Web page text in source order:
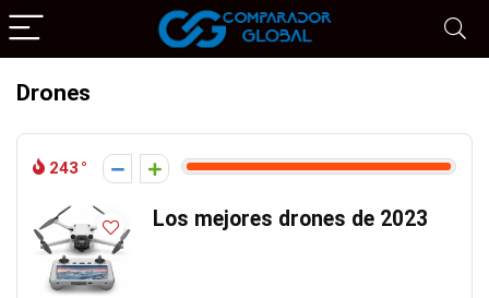
Drones
243
Los mejores drones de 2023